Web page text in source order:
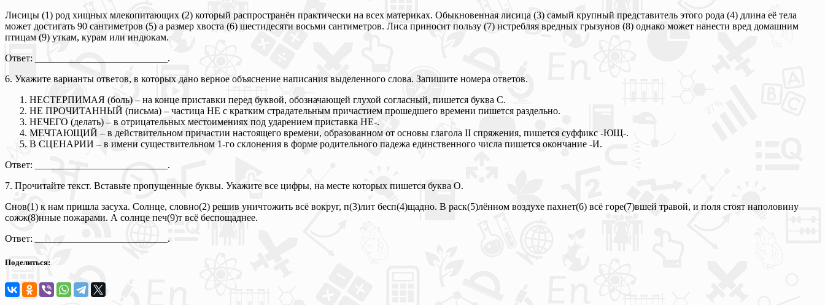
Лисицы (1) род хищных млекопитающих (2) который распространён практически на всех материках. Обыкновенная лисица (3) самый крупный представитель этого рода (4) длина её тела
может достигать 90 сантиметров (5) а размер хвоста (6) шестидесяти восьми сантиметров. Лиса приносит пользу (7) истребляя вредных грызунов (8) однако может нанести вред домашним
птицам (9) уткам, курам или индюкам.
Ответ: ___________________________.
6. Укажите варианты ответов, в которых дано верное объяснение написания выделенного слова. Запишите номера ответов.
НЕСТЕРПИМАЯ (боль) – на конце приставки перед буквой, обозначающей глухой согласный, пишется буква С.
НЕ ПРОЧИТАННЫЙ (письма) – частица НЕ с кратким страдательным причастием прошедшего времени пишется раздельно.
НЕЧЕГО (делать) – в отрицательных местоимениях под ударением приставка НЕ-.
МЕЧТАЮЩИЙ – в действительном причастии настоящего времени, образованном от основы глагола II спряжения, пишется суффикс -ЮЩ-.
В СЦЕНАРИИ – в имени существительном 1-го склонения в форме родительного падежа единственного числа пишется окончание -И.
Ответ: ___________________________.
7. Прочитайте текст. Вставьте пропущенные буквы. Укажите все цифры, на месте которых пишется буква О.
Снов(1) к нам пришла засуха. Солнце, словно(2) решив уничтожить всё вокруг, п(3)лит бесп(4)щадно. В раск(5)лённом воздухе пахнет(6) всё горе(7)вшей травой, и поля стоят наполовину
сожж(8)нные пожарами. А солнце печ(9)т всё беспощаднее.
Ответ: ___________________________.
Поделиться: